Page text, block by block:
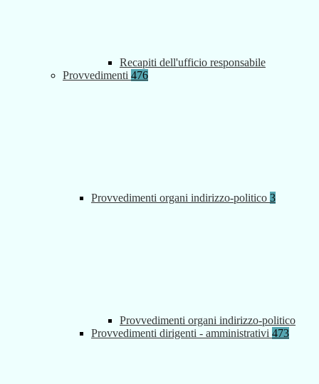
Recapiti dell'ufficio responsabile
Provvedimenti 476
Provvedimenti organi indirizzo-politico 3
Provvedimenti organi indirizzo-politico
Provvedimenti dirigenti - amministrativi 473